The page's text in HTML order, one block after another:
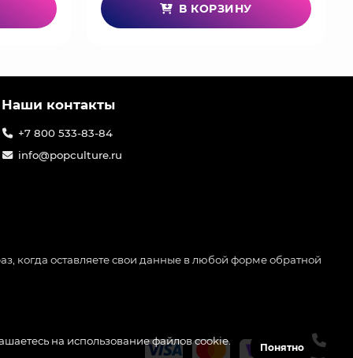
В КОРЗИНУ
на использование файлов cookie.
Понятно
Наши контакты
+7 800 533-83-84
info@popculture.ru
когда оставляете свои данные в любой форме обратной